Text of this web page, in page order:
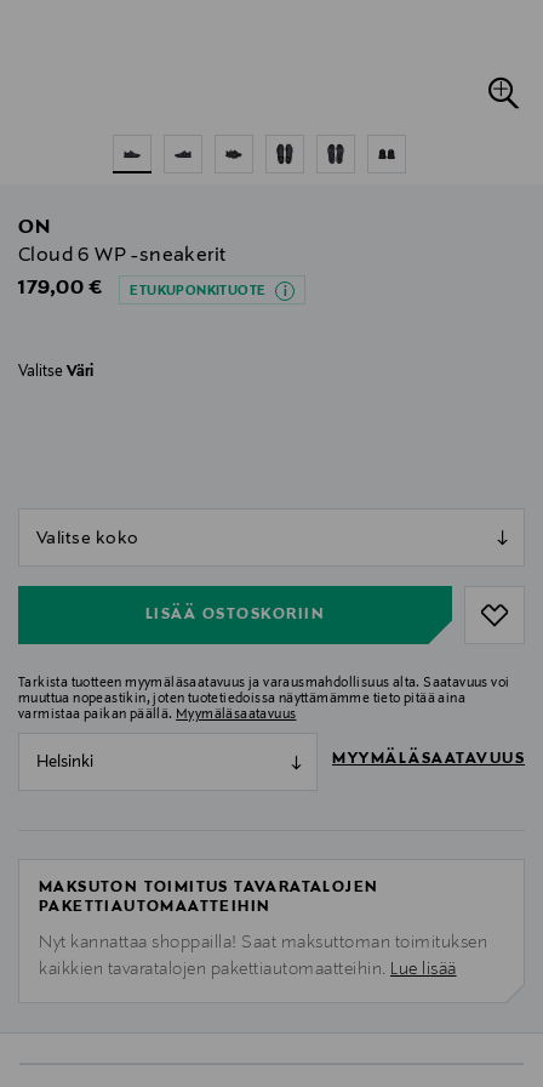
ON
Cloud 6 WP -sneakerit
Original Price
179,00 € ETUKUPONKITUOTE
Valitse Väri
LISÄÄ OSTOSKORIIN
Tarkista tuotteen myymäläsaatavuus ja varausmahdollisuus alta. Saatavuus voi
muuttua nopeastikin, joten tuotetiedoissa näyttämämme tieto pitää aina
varmistaa paikan päällä. Myymäläsaatavuus
Helsinki MYYMÄLÄSAATAVUUS
MAKSUTON TOIMITUS TAVARATALOJEN
PAKETTIAUTOMAATTEIHIN
Nyt kannattaa shoppailla! Saat maksuttoman toimituksen
kaikkien tavaratalojen pakettiautomaatteihin. Lue lisää